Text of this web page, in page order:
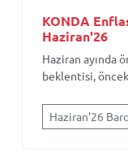
KONDA
Haziran'26
Haziran ayında
beklentisi,
Haziran'26